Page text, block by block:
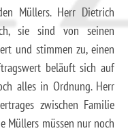
Müllers. Herr Dietrich
sie sind von seinen
und stimmen zu, einen
beläuft sich auf
alles in Ordnung. Herr
zwischen Familie
Müllers müssen nur noch